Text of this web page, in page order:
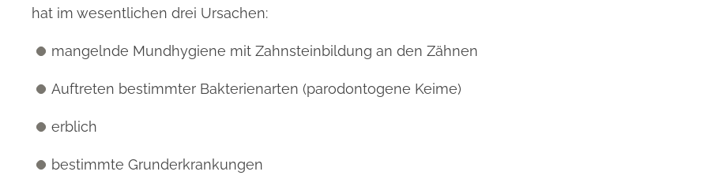
hat im wesentlichen drei Ursachen:
mangelnde Mundhygiene mit Zahnsteinbildung an den Zähnen
Auftreten bestimmter Bakterienarten (parodontogene Keime)
erblich
bestimmte Grunderkrankungen